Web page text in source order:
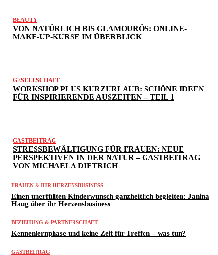
BEAUTY
VON NATÜRLICH BIS GLAMOURÖS: ONLINE-
MAKE-UP-KURSE IM ÜBERBLICK
GESELLSCHAFT
WORKSHOP PLUS KURZURLAUB: SCHÖNE IDEEN
FÜR INSPIRIERENDE AUSZEITEN – TEIL 1
GASTBEITRAG
STRESSBEWÄLTIGUNG FÜR FRAUEN: NEUE
PERSPEKTIVEN IN DER NATUR – GASTBEITRAG
VON MICHAELA DIETRICH
FRAUEN & IHR HERZENSBUSINESS
Einen unerfüllten Kinderwunsch ganzheitlich begleiten: Janina
Haug über ihr Herzensbusiness
BEZIEHUNG & PARTNERSCHAFT
Kennenlernphase und keine Zeit für Treffen – was tun?
GASTBEITRAG